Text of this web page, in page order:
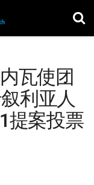
瓦使团
利亚人
提案投票